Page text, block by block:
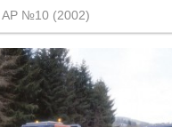
АР №10 (2002)